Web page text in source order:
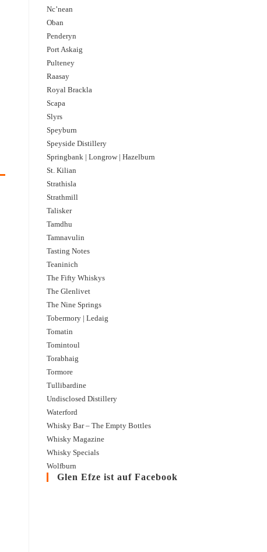
Nc’nean
Oban
Penderyn
Port Askaig
Pulteney
Raasay
Royal Brackla
Scapa
Slyrs
Speyburn
Speyside Distillery
Springbank | Longrow | Hazelburn
St. Kilian
Strathisla
Strathmill
Talisker
Tamdhu
Tamnavulin
Tasting Notes
Teaninich
The Fifty Whiskys
The Glenlivet
The Nine Springs
Tobermory | Ledaig
Tomatin
Tomintoul
Torabhaig
Tormore
Tullibardine
Undisclosed Distillery
Waterford
Whisky Bar – The Empty Bottles
Whisky Magazine
Whisky Specials
Wolfburn
Glen Efze ist auf Facebook